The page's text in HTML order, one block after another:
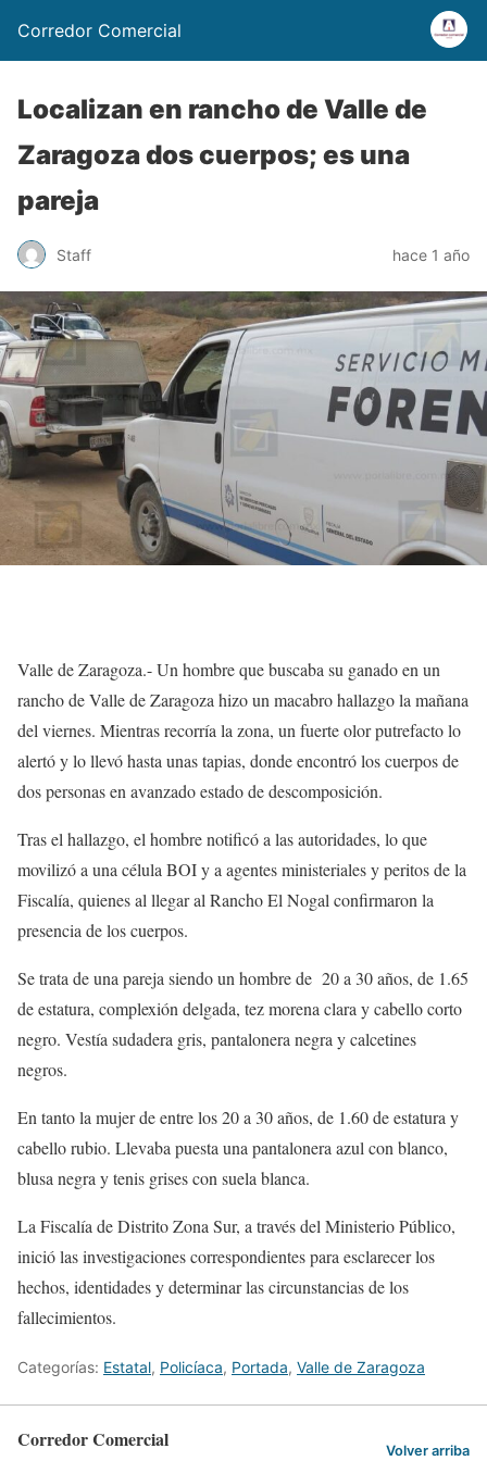
Corredor Comercial
Localizan en rancho de Valle de
Zaragoza dos cuerpos; es una
pareja
Staff hace 1 año
Valle de Zaragoza.- Un hombre que buscaba su ganado en un
rancho de Valle de Zaragoza hizo un macabro hallazgo la mañana
del viernes. Mientras recorría la zona, un fuerte olor putrefacto lo
alertó y lo llevó hasta unas tapias, donde encontró los cuerpos de
dos personas en avanzado estado de descomposición.
Tras el hallazgo, el hombre notificó a las autoridades, lo que
movilizó a una célula BOI y a agentes ministeriales y peritos de la
Fiscalía, quienes al llegar al Rancho El Nogal confirmaron la
presencia de los cuerpos.
Se trata de una pareja siendo un hombre de 20 a 30 años, de 1.65
de estatura, complexión delgada, tez morena clara y cabello corto
negro. Vestía sudadera gris, pantalonera negra y calcetines
negros.
En tanto la mujer de entre los 20 a 30 años, de 1.60 de estatura y
cabello rubio. Llevaba puesta una pantalonera azul con blanco,
blusa negra y tenis grises con suela blanca.
La Fiscalía de Distrito Zona Sur, a través del Ministerio Público,
inició las investigaciones correspondientes para esclarecer los
hechos, identidades y determinar las circunstancias de los
fallecimientos.
Categorías: Estatal, Policíaca, Portada, Valle de Zaragoza
Corredor Comercial Volver arriba